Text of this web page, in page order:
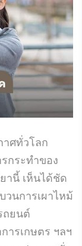
ศทั่วโลก
กระทำของ
านี้ เห็นได้ชัด
วนการเผาไหม้
ถยนต์
ารเกษตร ฯลฯ